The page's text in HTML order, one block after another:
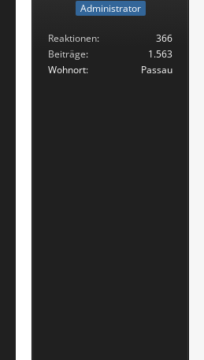
Administrator
Reaktionen
366
Beiträge
1.563
Wohnort
Passau